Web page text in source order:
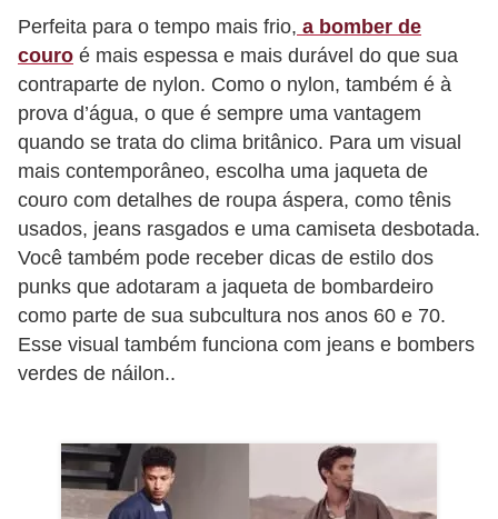
Perfeita para o tempo mais frio, a bomber de
couro é mais espessa e mais durável do que sua
contraparte de nylon. Como o nylon, também é à
prova d’água, o que é sempre uma vantagem
quando se trata do clima britânico. Para um visual
mais contemporâneo, escolha uma jaqueta de
couro com detalhes de roupa áspera, como tênis
usados, jeans rasgados e uma camiseta desbotada.
Você também pode receber dicas de estilo dos
punks que adotaram a jaqueta de bombardeiro
como parte de sua subcultura nos anos 60 e 70.
Esse visual também funciona com jeans e bombers
verdes de náilon..